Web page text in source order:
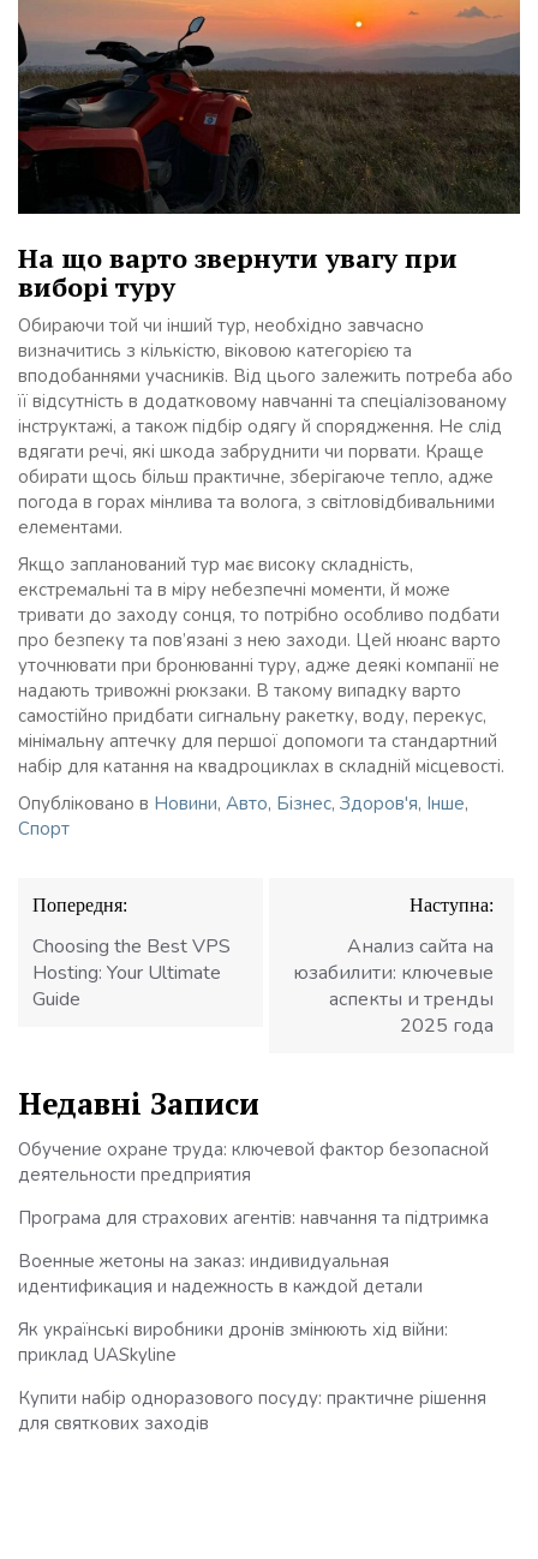
На що варто звернути увагу при
виборі туру
Обираючи той чи інший тур, необхідно завчасно
визначитись з кількістю, віковою категорією та
вподобаннями учасників. Від цього залежить потреба або
її відсутність в додатковому навчанні та спеціалізованому
інструктажі, а також підбір одягу й спорядження. Не слід
вдягати речі, які шкода забруднити чи порвати. Краще
обирати щось більш практичне, зберігаюче тепло, адже
погода в горах мінлива та волога, з світловідбивальними
елементами.
Якщо запланований тур має високу складність,
екстремальні та в міру небезпечні моменти, й може
тривати до заходу сонця, то потрібно особливо подбати
про безпеку та пов’язані з нею заходи. Цей нюанс варто
уточнювати при бронюванні туру, адже деякі компанії не
надають тривожні рюкзаки. В такому випадку варто
самостійно придбати сигнальну ракетку, воду, перекус,
мінімальну аптечку для першої допомоги та стандартний
набір для катання на квадроциклах в складній місцевості.
Опубліковано в Новини, Авто, Бізнес, Здоров'я, Інше,
Спорт
Навігація
записів
Попередня:
Choosing the Best VPS
Hosting: Your Ultimate
Guide
Наступна:
Анализ сайта на
юзабилити: ключевые
аспекты и тренды
2025 года
Недавні Записи
Обучение охране труда: ключевой фактор безопасной
деятельности предприятия
Програма для страхових агентів: навчання та підтримка
Военные жетоны на заказ: индивидуальная
идентификация и надежность в каждой детали
Як українські виробники дронів змінюють хід війни:
приклад UASkyline
Купити набір одноразового посуду: практичне рішення
для святкових заходів